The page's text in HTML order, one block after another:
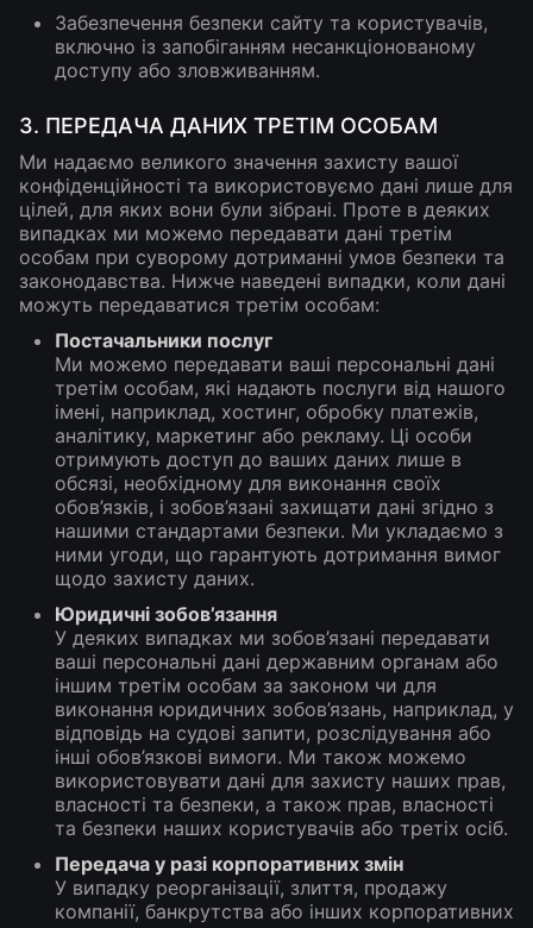
Забезпечення безпеки сайту та користувачів,
включно із запобіганням несанкціонованому
доступу або зловживанням.
3. ПЕРЕДАЧА ДАНИХ ТРЕТІМ ОСОБАМ
Ми надаємо великого значення захисту вашої
конфіденційності та використовуємо дані лише для
цілей, для яких вони були зібрані. Проте в деяких
випадках ми можемо передавати дані третім
особам при суворому дотриманні умов безпеки та
законодавства. Нижче наведені випадки, коли дані
можуть передаватися третім особам:
Постачальники послуг
Ми можемо передавати ваші персональні дані
третім особам, які надають послуги від нашого
імені, наприклад, хостинг, обробку платежів,
аналітику, маркетинг або рекламу. Ці особи
отримують доступ до ваших даних лише в
обсязі, необхідному для виконання своїх
обов’язків, і зобов’язані захищати дані згідно з
нашими стандартами безпеки. Ми укладаємо з
ними угоди, що гарантують дотримання вимог
щодо захисту даних.
Юридичні зобов’язання
У деяких випадках ми зобов’язані передавати
ваші персональні дані державним органам або
іншим третім особам за законом чи для
виконання юридичних зобов’язань, наприклад, у
відповідь на судові запити, розслідування або
інші обов’язкові вимоги. Ми також можемо
використовувати дані для захисту наших прав,
власності та безпеки, а також прав, власності
та безпеки наших користувачів або третіх осіб.
Передача у разі корпоративних змін
У випадку реорганізації, злиття, продажу
компанії, банкрутства або інших корпоративних